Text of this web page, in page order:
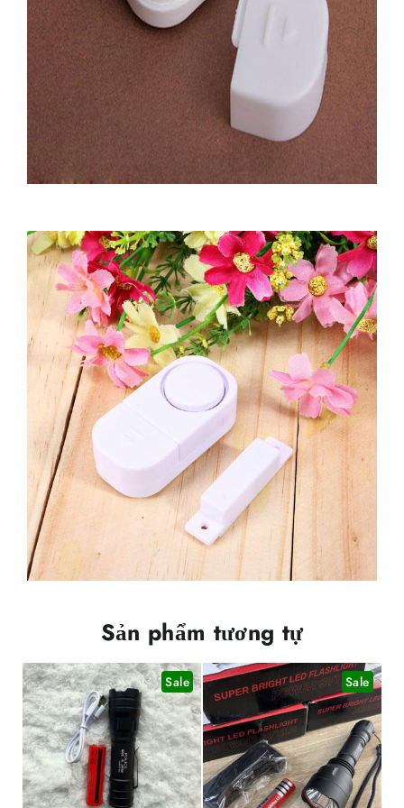
Sản phẩm tương tự
Sale Sale